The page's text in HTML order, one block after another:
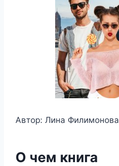
Автор: Лина Филимонова
О чем книга